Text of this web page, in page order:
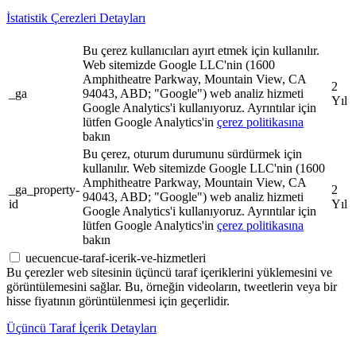
İstatistik Çerezleri Detayları
_ga
Bu çerez kullanıcıları ayırt etmek için kullanılır.
Web sitemizde Google LLC'nin (1600
Amphitheatre Parkway, Mountain View, CA
94043, ABD; "Google") web analiz hizmeti
Google Analytics'i kullanıyoruz. Ayrıntılar için
lütfen Google Analytics'in çerez politikasına
bakın
2
Yıl
_ga_property-
id
Bu çerez, oturum durumunu sürdürmek için
kullanılır. Web sitemizde Google LLC'nin (1600
Amphitheatre Parkway, Mountain View, CA
94043, ABD; "Google") web analiz hizmeti
Google Analytics'i kullanıyoruz. Ayrıntılar için
lütfen Google Analytics'in çerez politikasına
bakın
2
Yıl
uecuencue-taraf-icerik-ve-hizmetleri
Bu çerezler web sitesinin üçüncü taraf içeriklerini yüklemesini ve
görüntülemesini sağlar. Bu, örneğin videoların, tweetlerin veya bir
hisse fiyatının görüntülenmesi için geçerlidir.
Üçüncü Taraf İçerik Detayları